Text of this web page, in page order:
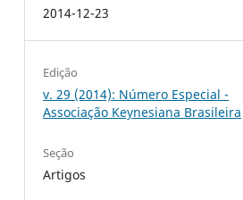
2014-12-23
Edição
v. 29 (2014): Número Especial -
Associação Keynesiana Brasileira
Seção
Artigos